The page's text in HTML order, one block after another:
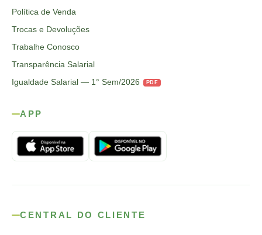
Política de Venda
Trocas e Devoluções
Trabalhe Conosco
Transparência Salarial
Igualdade Salarial — 1° Sem/2026
PDF
APP
CENTRAL DO CLIENTE